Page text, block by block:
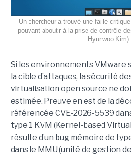
Un chercheur a trouvé une faille
pouvant aboutir à la prise de contrôle
Hyunwoo Kim)
Si les environnements VMware
la cible d’attaques, la sécurité
virtualisation open source ne
estimée. Preuve en est de la
référencée CVE-2026-5539
type 1 KVM (Kernel-based
résulte d’un bug mémoire de
dans le MMU (unité de gestion